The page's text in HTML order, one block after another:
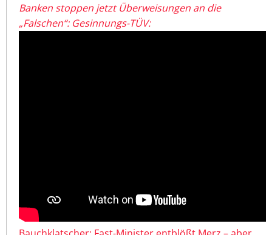
Banken stoppen jetzt Überweisungen an die
„Falschen“: Gesinnungs-TÜV: